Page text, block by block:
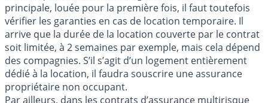
principale, louée pour la première fois, il faut toutefois
vérifier les garanties en cas de location temporaire. Il
arrive que la durée de la location couverte par le contrat
soit limitée, à 2 semaines par exemple, mais cela dépend
des compagnies. S’il s’agit d’un logement entièrement
dédié à la location, il faudra souscrire une assurance
propriétaire non occupant.
Par ailleurs, dans les contrats d’assurance multirisque